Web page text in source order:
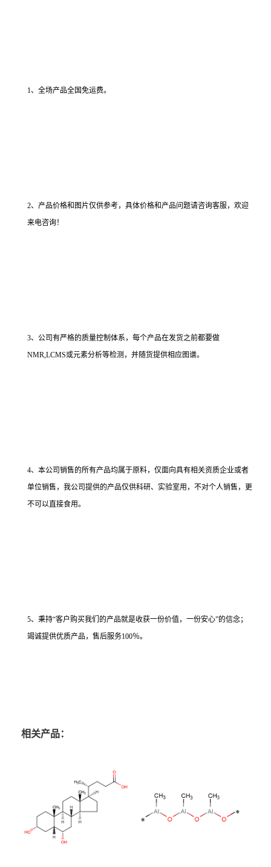
1、全场产品全国免运费。
2、产品价格和图片仅供参考，具体价格和产品问题请咨询客服，欢迎
来电咨询！
3、公司有严格的质量控制体系，每个产品在发货之前都要做
NMR,LCMS或元素分析等检测，并随货提供相应图谱。
4、本公司销售的所有产品均属于原料，仅面向具有相关资质企业或者
单位销售，我公司提供的产品仅供科研、实验室用，不对个人销售，更
不可以直接食用。
5、秉持“客户购买我们的产品就是收获一份价值，一份安心”的信念；
竭诚提供优质产品，售后服务100％。
相关产品：